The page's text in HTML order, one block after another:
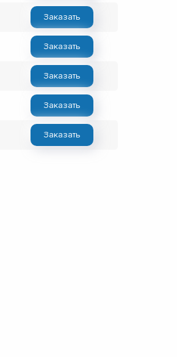
Заказать
Заказать
Заказать
Заказать
Заказать